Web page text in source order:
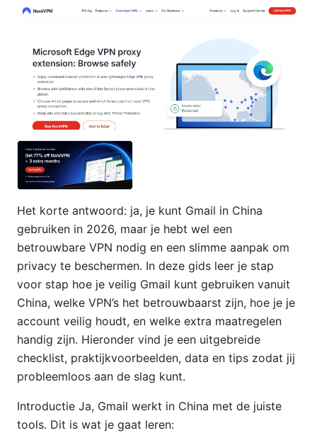
Het korte antwoord: ja, je kunt Gmail in China
gebruiken in 2026, maar je hebt wel een
betrouwbare VPN nodig en een slimme aanpak om
privacy te beschermen. In deze gids leer je stap
voor stap hoe je veilig Gmail kunt gebruiken vanuit
China, welke VPN’s het betrouwbaarst zijn, hoe je je
account veilig houdt, en welke extra maatregelen
handig zijn. Hieronder vind je een uitgebreide
checklist, praktijkvoorbeelden, data en tips zodat jij
probleemloos aan de slag kunt.
Introductie Ja, Gmail werkt in China met de juiste
tools. Dit is wat je gaat leren: